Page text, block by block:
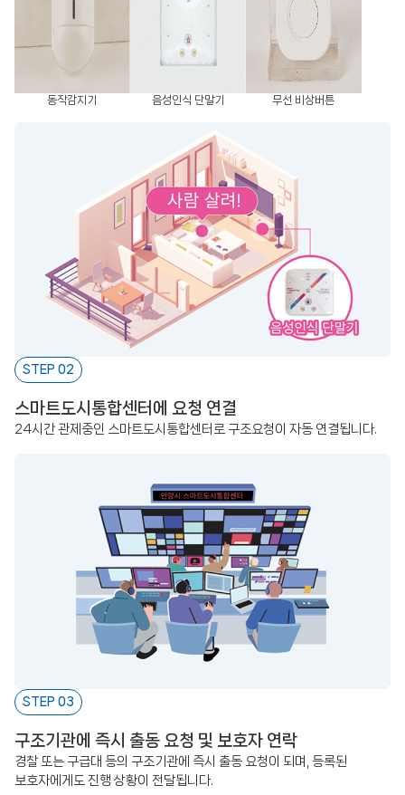
동작감지기 음성인식 단말기 무선 비상버튼
STEP 02
스마트도시통합센터에 요청 연결
24시간 관제중인 스마트도시통합센터로 구조요청이 자동 연결됩니다.
STEP 03
구조기관에 즉시 출동 요청 및 보호자 연락
경찰 또는 구급대 등의 구조기관에 즉시 출동 요청이 되며, 등록된
보호자에게도 진행 상황이 전달됩니다.